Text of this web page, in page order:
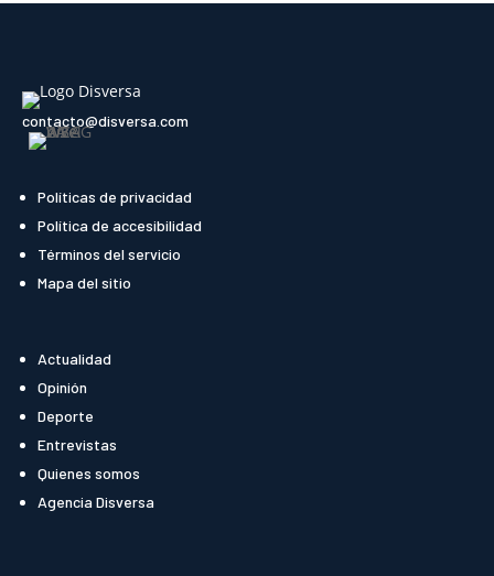
contacto@disversa.com
Políticas de privacidad
Política de accesibilidad
Términos del servicio
Mapa del sitio
Actualidad
Opinión
Deporte
Entrevistas
Quienes somos
Agencia Disversa